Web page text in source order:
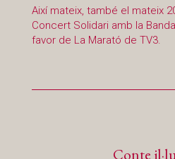
Així mateix, també el mateix
Concert Solidari amb la
favor de La Marató de TV3.
Conte